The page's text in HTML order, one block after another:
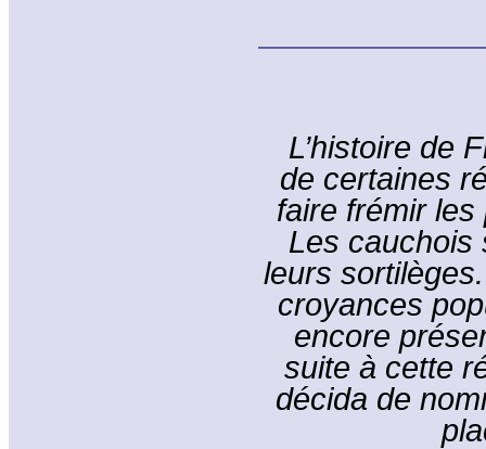
L’histoire de
de certaines
faire frémir
Les cauchois
leurs
croyances
encore
suite à cette
décida de